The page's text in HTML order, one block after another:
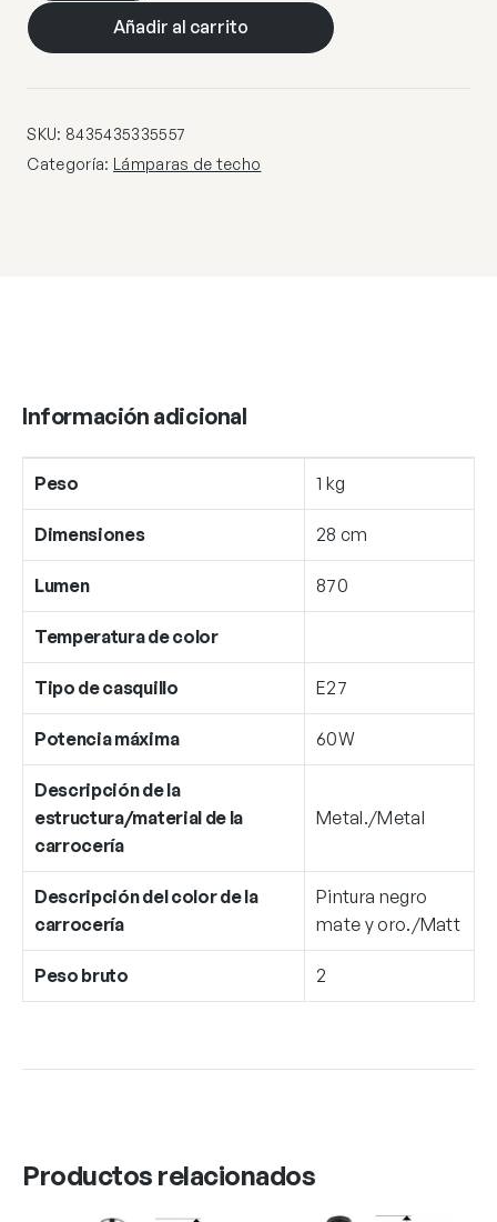
1L
ORO-
Añadir al carrito
SKU: 8435435335557
Categoría: Lámparas de techo
Información adicional
Peso 1 kg
Dimensiones 28 cm
Lumen 870
Temperatura de color
Tipo de casquillo E27
Potencia máxima 60W
Descripción de la
estructura/material de la
carrocería
Metal./Metal
Descripción del color de la
carrocería
Pintura negro
mate y oro./Matt
Peso bruto 2
Productos relacionados